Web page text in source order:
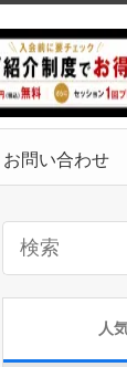
お問い合わせ
人